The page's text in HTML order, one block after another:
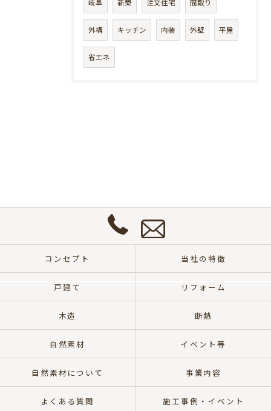
岐阜 新築 注文住宅 間取り
外構 キッチン 内装 外壁 平屋
省エネ
0572-
8700
合
わ
せ
は
ち
コンセプト 当社の特徴
戸建て リフォーム
木造 断熱
自然素材 イベント等
自然素材について 事業内容
よくある質問 施工事例・イベント